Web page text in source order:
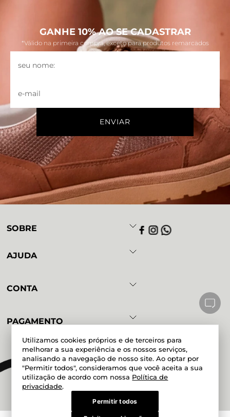
Utilizamos cookies próprios e de terceiros para
melhorar a sua experiência e os nossos serviços,
analisando a navegação de nosso site. Ao optar por
"Permitir todos", consideramos que você aceita a sua
utilização de acordo com nossa Política de
privacidade.
Permitir todos
GANHE 10% AO SE CADASTRAR
*Válido na primeira compra, exceto para produtos remarcados
SOBRE
AJUDA
CONTA
PAGAMENTO
Powered by Developed by